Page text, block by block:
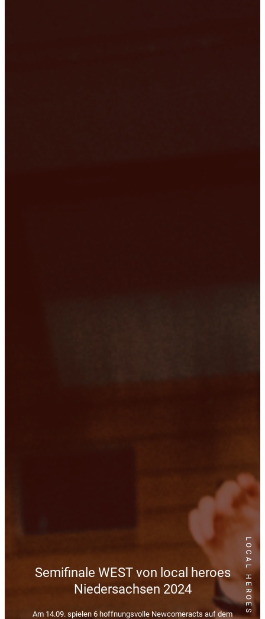
LOCAL HEROES
Semifinale WEST von local heroes
Niedersachsen 2024
Am 14.09. spielen 6 hoffnungsvolle Newcomeracts auf dem